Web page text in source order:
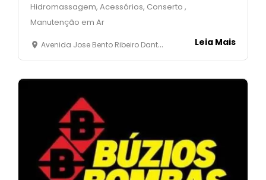
Hidromassagem, Acessórios, Conserto ,
Manutenção em Ar
Avenida Jose Bento Ribeiro Dantas , 02 - Loja 05 - Manguinhosa - Armaçaão dos Búzios - RJ Leia Mais